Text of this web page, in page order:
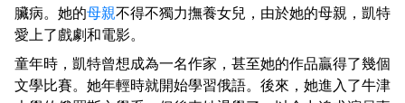
臟病。她的母親不得不獨力撫養女兒，由於她的母親，凱特
愛上了戲劇和電影。
童年時，凱特曾想成為一名作家，甚至她的作品贏得了幾個
文學比賽。她年輕時就開始學習俄語。後來，她進入了牛津